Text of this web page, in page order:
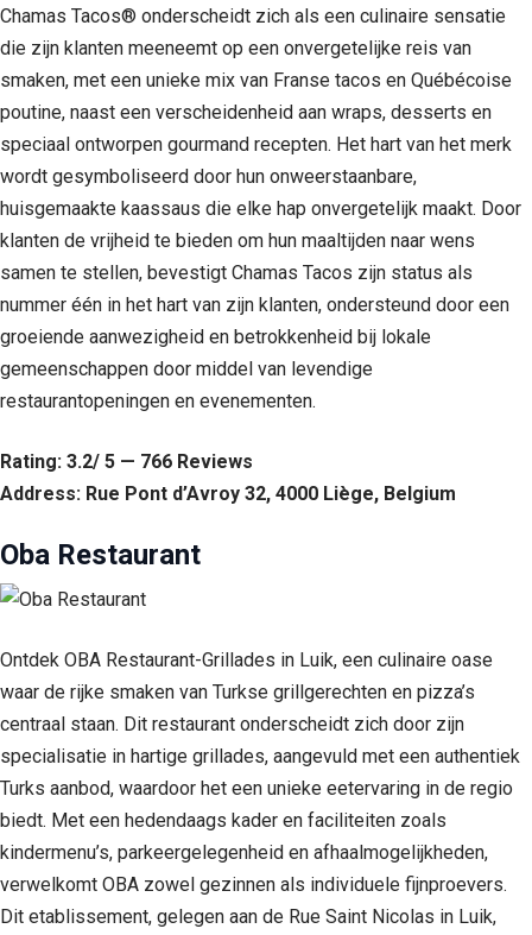
Chamas Tacos® onderscheidt zich als een culinaire sensatie
die zijn klanten meeneemt op een onvergetelijke reis van
smaken, met een unieke mix van Franse tacos en Québécoise
poutine, naast een verscheidenheid aan wraps, desserts en
speciaal ontworpen gourmand recepten. Het hart van het merk
wordt gesymboliseerd door hun onweerstaanbare,
huisgemaakte kaassaus die elke hap onvergetelijk maakt. Door
klanten de vrijheid te bieden om hun maaltijden naar wens
samen te stellen, bevestigt Chamas Tacos zijn status als
nummer één in het hart van zijn klanten, ondersteund door een
groeiende aanwezigheid en betrokkenheid bij lokale
gemeenschappen door middel van levendige
restaurantopeningen en evenementen.
Rating: 3.2/ 5 — 766 Reviews
Address: Rue Pont d’Avroy 32, 4000 Liège, Belgium
Oba Restaurant
Ontdek OBA Restaurant-Grillades in Luik, een culinaire oase
waar de rijke smaken van Turkse grillgerechten en pizza’s
centraal staan. Dit restaurant onderscheidt zich door zijn
specialisatie in hartige grillades, aangevuld met een authentiek
Turks aanbod, waardoor het een unieke eetervaring in de regio
biedt. Met een hedendaags kader en faciliteiten zoals
kindermenu’s, parkeergelegenheid en afhaalmogelijkheden,
verwelkomt OBA zowel gezinnen als individuele fijnproevers.
Dit etablissement, gelegen aan de Rue Saint Nicolas in Luik,